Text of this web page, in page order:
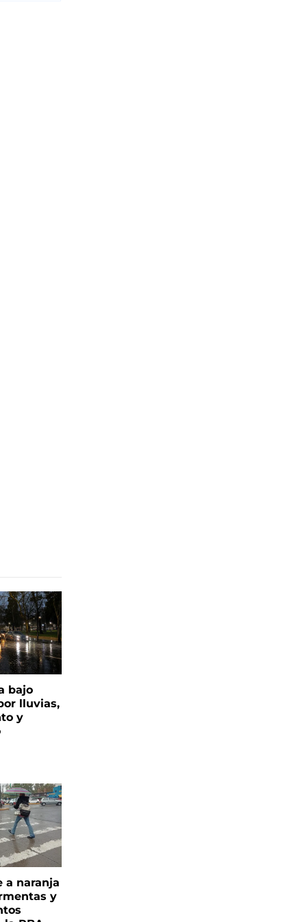
bajo
lluvias,
y
a naranja
y